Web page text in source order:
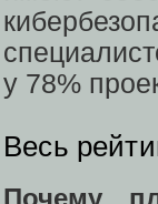
у 78%
Весь
Почему